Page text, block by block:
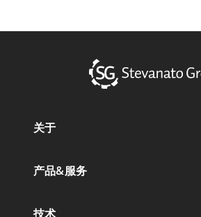
关于
产品&服务
技术